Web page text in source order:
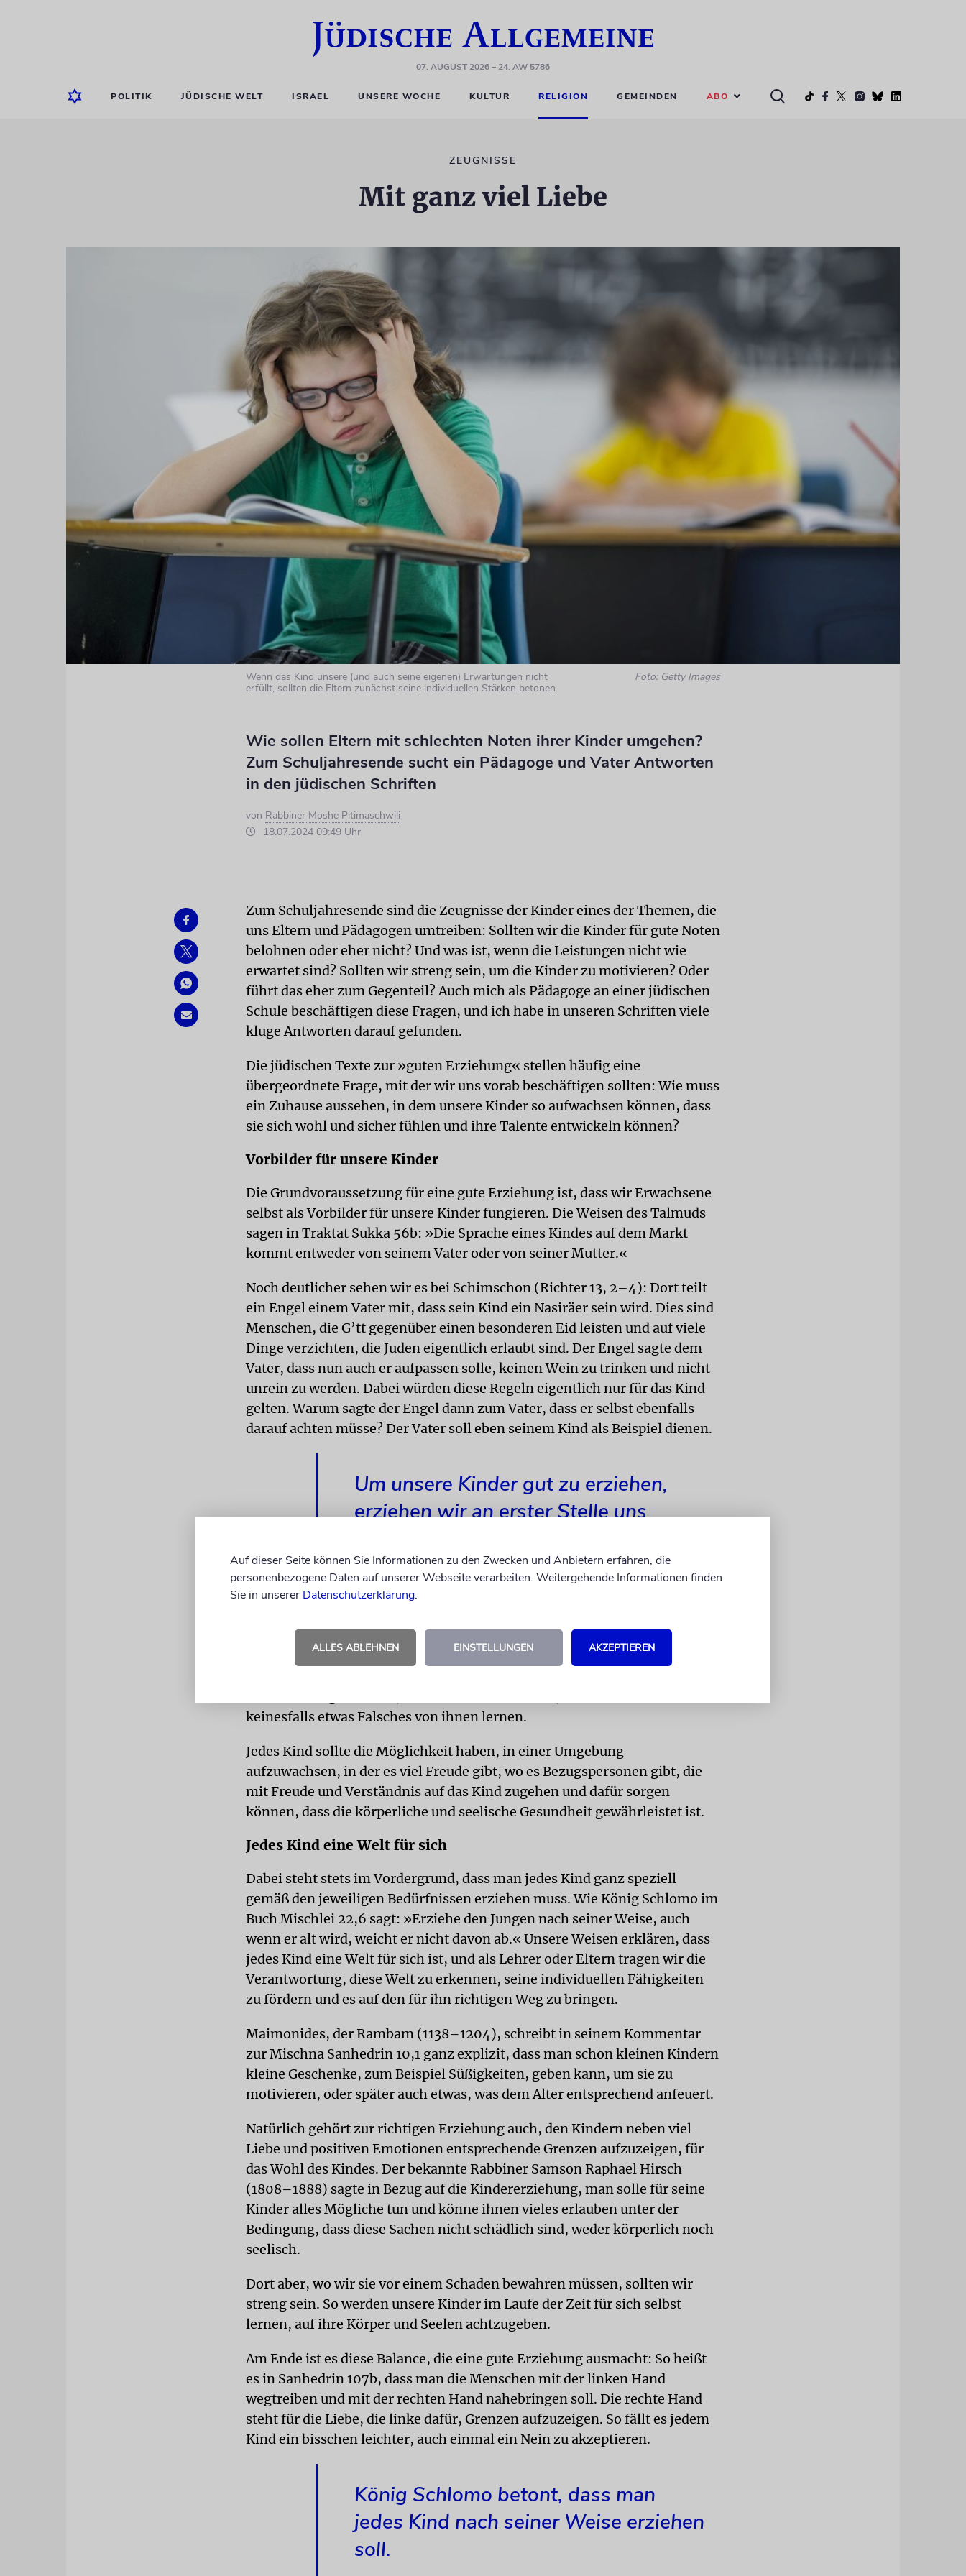
07. AUGUST 2026– 24. AW 5786
POLITIK JÜDISCHE WELT ISRAEL UNSERE WOCHE KULTUR RELIGION GEMEINDEN ABO
ZEUGNISSE
Mit ganz viel Liebe
Wenn das Kind unsere (und auch seine eigenen) Erwartungen nicht
erfüllt, sollten die Eltern zunächst seine individuellen Stärken betonen.
Foto: Getty Images
Wie sollen Eltern mit schlechten Noten ihrer Kinder umgehen?
Zum Schuljahresende sucht ein Pädagoge und Vater Antworten
in den jüdischen Schriften
von Rabbiner Moshe Pitimaschwili
18.07.2024 09:49 Uhr
Zum Schuljahresende sind die Zeugnisse der Kinder eines der Themen, die
uns Eltern und Pädagogen umtreiben: Sollten wir die Kinder für gute Noten
belohnen oder eher nicht? Und was ist, wenn die Leistungen nicht wie
erwartet sind? Sollten wir streng sein, um die Kinder zu motivieren? Oder
führt das eher zum Gegenteil? Auch mich als Pädagoge an einer jüdischen
Schule beschäftigen diese Fragen, und ich habe in unseren Schriften viele
kluge Antworten darauf gefunden.
Die jüdischen Texte zur »guten Erziehung« stellen häufig eine
übergeordnete Frage, mit der wir uns vorab beschäftigen sollten: Wie muss
ein Zuhause aussehen, in dem unsere Kinder so aufwachsen können, dass
sie sich wohl und sicher fühlen und ihre Talente entwickeln können?
Vorbilder für unsere Kinder
Die Grundvoraussetzung für eine gute Erziehung ist, dass wir Erwachsene
selbst als Vorbilder für unsere Kinder fungieren. Die Weisen des Talmuds
sagen in Traktat Sukka 56b: »Die Sprache eines Kindes auf dem Markt
kommt entweder von seinem Vater oder von seiner Mutter.«
Noch deutlicher sehen wir es bei Schimschon (Richter 13, 2–4): Dort teilt
ein Engel einem Vater mit, dass sein Kind ein Nasiräer sein wird. Dies sind
Menschen, die G’tt gegenüber einen besonderen Eid leisten und auf viele
Dinge verzichten, die Juden eigentlich erlaubt sind. Der Engel sagte dem
Vater, dass nun auch er aufpassen solle, keinen Wein zu trinken und nicht
unrein zu werden. Dabei würden diese Regeln eigentlich nur für das Kind
gelten. Warum sagte der Engel dann zum Vater, dass er selbst ebenfalls
darauf achten müsse? Der Vater soll eben seinem Kind als Beispiel dienen.
Um unsere Kinder gut zu erziehen,
erziehen wir an erster Stelle uns
erziehen, erziehen wir an erster Stelle uns selbst. Es ist offensichtlich, dass
diejenigen Eltern, die wirklich das Beste für ihre Kinder wollen, ständig
keinesfalls etwas Falsches von ihnen lernen.
Jedes Kind sollte die Möglichkeit haben, in einer Umgebung
aufzuwachsen, in der es viel Freude gibt, wo es Bezugspersonen gibt, die
mit Freude und Verständnis auf das Kind zugehen und dafür sorgen
können, dass die körperliche und seelische Gesundheit gewährleistet ist.
Jedes Kind eine Welt für sich
Dabei steht stets im Vordergrund, dass man jedes Kind ganz speziell
gemäß den jeweiligen Bedürfnissen erziehen muss. Wie König Schlomo im
Buch Mischlei 22,6 sagt: »Erziehe den Jungen nach seiner Weise, auch
wenn er alt wird, weicht er nicht davon ab.« Unsere Weisen erklären, dass
jedes Kind eine Welt für sich ist, und als Lehrer oder Eltern tragen wir die
Verantwortung, diese Welt zu erkennen, seine individuellen Fähigkeiten
zu fördern und es auf den für ihn richtigen Weg zu bringen.
Maimonides, der Rambam (1138–1204), schreibt in seinem Kommentar
zur Mischna Sanhedrin 10,1 ganz explizit, dass man schon kleinen Kindern
kleine Geschenke, zum Beispiel Süßigkeiten, geben kann, um sie zu
motivieren, oder später auch etwas, was dem Alter entsprechend anfeuert.
Natürlich gehört zur richtigen Erziehung auch, den Kindern neben viel
Liebe und positiven Emotionen entsprechende Grenzen aufzuzeigen, für
das Wohl des Kindes. Der bekannte Rabbiner Samson Raphael Hirsch
(1808–1888) sagte in Bezug auf die Kindererziehung, man solle für seine
Kinder alles Mögliche tun und könne ihnen vieles erlauben unter der
Bedingung, dass diese Sachen nicht schädlich sind, weder körperlich noch
seelisch.
Dort aber, wo wir sie vor einem Schaden bewahren müssen, sollten wir
streng sein. So werden unsere Kinder im Laufe der Zeit für sich selbst
lernen, auf ihre Körper und Seelen achtzugeben.
Am Ende ist es diese Balance, die eine gute Erziehung ausmacht: So heißt
es in Sanhedrin 107b, dass man die Menschen mit der linken Hand
wegtreiben und mit der rechten Hand nahebringen soll. Die rechte Hand
steht für die Liebe, die linke dafür, Grenzen aufzuzeigen. So fällt es jedem
Kind ein bisschen leichter, auch einmal ein Nein zu akzeptieren.
König Schlomo betont, dass man
jedes Kind nach seiner Weise erziehen
soll.
Auf dieser Seite können Sie Informationen zu den Zwecken und Anbietern erfahren, die
personenbezogene Daten auf unserer Webseite verarbeiten. Weitergehende Informationen finden
Sie in unserer Datenschutzerklärung.
ALLES ABLEHNEN EINSTELLUNGEN AKZEPTIEREN